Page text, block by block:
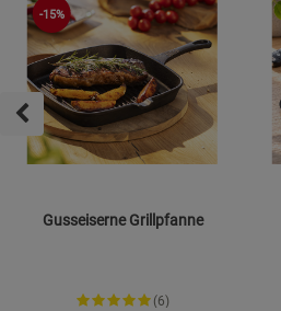
-15%
Gusseiserne Grillpfanne
(6)